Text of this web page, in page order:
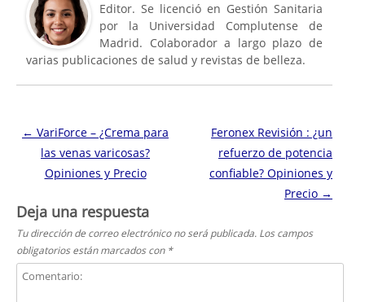
Editor. Se licenció en Gestión Sanitaria
por la Universidad Complutense de
Madrid. Colaborador a largo plazo de
varias publicaciones de salud y revistas de belleza.
Navegación de entradas
← VariForce – ¿Crema para
las venas varicosas?
Opiniones y Precio
Feronex Revisión : ¿un
refuerzo de potencia
confiable? Opiniones y
Precio →
Deja una respuesta
Tu dirección de correo electrónico no será publicada. Los campos
obligatorios están marcados con *